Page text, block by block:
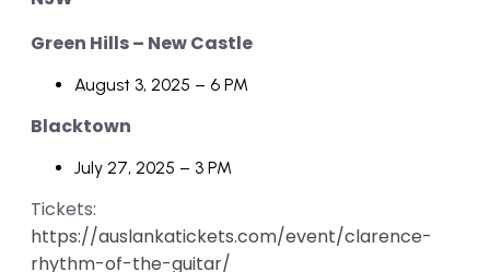
Green Hills – New Castle
August 3, 2025 – 6 PM
Blacktown
July 27, 2025 – 3 PM
Tickets:
https://auslankatickets.com/event/clarence-
rhythm-of-the-guitar/